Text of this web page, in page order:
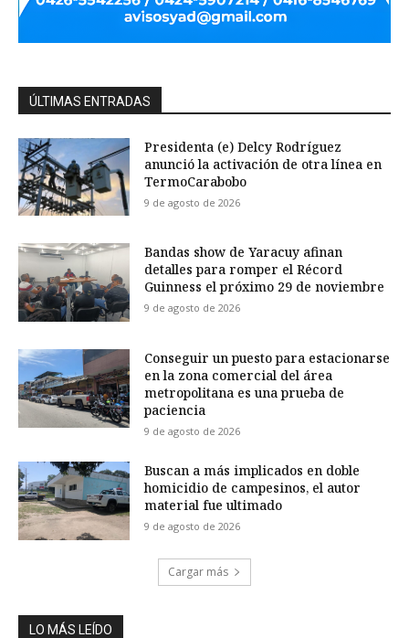
ÚLTIMAS ENTRADAS
Presidenta (e) Delcy Rodríguez
anunció la activación de otra línea en
TermoCarabobo
9 de agosto de 2026
Bandas show de Yaracuy afinan
detalles para romper el Récord
Guinness el próximo 29 de noviembre
9 de agosto de 2026
Conseguir un puesto para estacionarse
en la zona comercial del área
metropolitana es una prueba de
paciencia
9 de agosto de 2026
Buscan a más implicados en doble
homicidio de campesinos, el autor
material fue ultimado
9 de agosto de 2026
Cargar más
LO MÁS LEÍDO